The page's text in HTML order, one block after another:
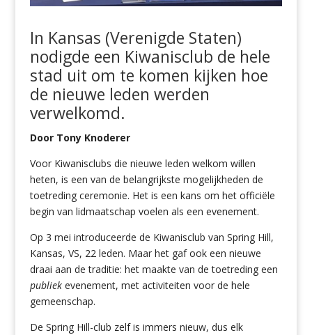
In Kansas (Verenigde Staten)
nodigde een Kiwanisclub de hele
stad uit om te komen kijken hoe
de nieuwe leden werden
verwelkomd.
Door Tony Knoderer
Voor Kiwanisclubs die nieuwe leden welkom willen
heten, is een van de belangrijkste mogelijkheden de
toetreding ceremonie. Het is een kans om het officiële
begin van lidmaatschap voelen als een evenement.
Op 3 mei introduceerde de Kiwanisclub van Spring Hill,
Kansas, VS, 22 leden. Maar het gaf ook een nieuwe
draai aan de traditie: het maakte van de toetreding een
publiek evenement, met activiteiten voor de hele
gemeenschap.
De Spring Hill-club zelf is immers nieuw, dus elk